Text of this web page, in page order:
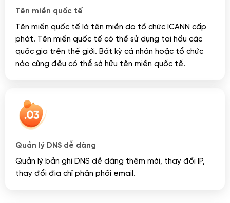
Tên miền quốc tế
Tên miền quốc tế là tên miền do tổ chức ICANN cấp
phát. Tên miền quốc tế có thể sử dụng tại hầu các
quốc gia trên thế giới. Bất kỳ cá nhân hoặc tổ chức
nào cũng đều có thể sở hữu tên miền quốc tế.
Quản lý DNS dễ dàng
Quản lý bản ghi DNS dễ dàng thêm mới, thay đổi IP,
thay đổi địa chỉ phân phối email.